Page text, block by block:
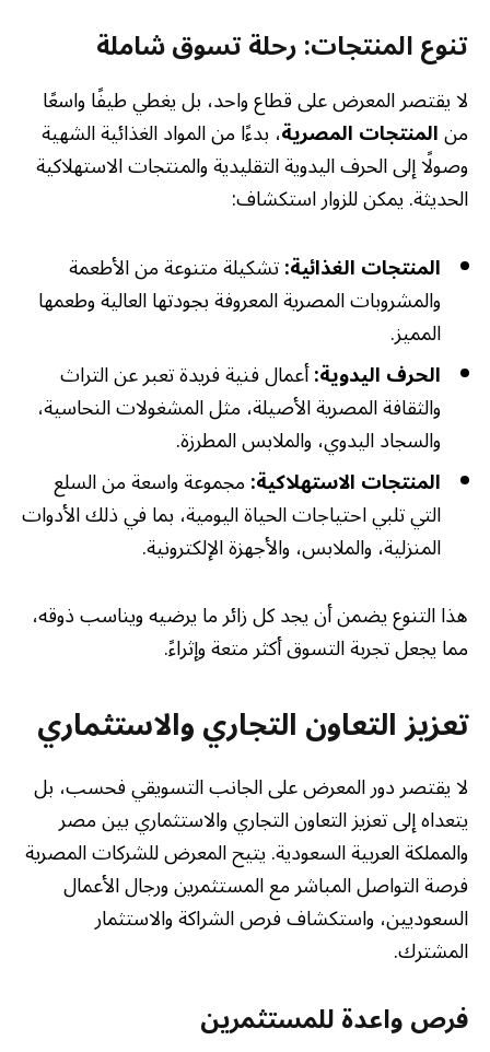
تنوع المنتجات: رحلة تسوق شاملة
لا يقتصر المعرض على قطاع واحد، بل يغطي طيفًا واسعًا
منالمنتجات المصرية، بدءًا من المواد الغذائية الشهية
وصولًا إلى الحرف اليدوية التقليدية والمنتجات الاستهلاكية
الحديثة. يمكن للزوار استكشاف:
المنتجات الغذائية:تشكيلة متنوعة من الأطعمة
والمشروبات المصرية المعروفة بجودتها العالية وطعمها
المميز.
الحرف اليدوية:أعمال فنية فريدة تعبر عن التراث
والثقافة المصرية الأصيلة، مثل المشغولات النحاسية،
والسجاد اليدوي، والملابس المطرزة.
المنتجات الاستهلاكية:مجموعة واسعة من السلع
التي تلبي احتياجات الحياة اليومية، بما في ذلك الأدوات
المنزلية، والملابس، والأجهزة الإلكترونية.
هذا التنوع يضمن أن يجد كل زائر ما يرضيه ويناسب ذوقه،
مما يجعل تجربة التسوق أكثر متعة وإثراءً.
تعزيز التعاون التجاري والاستثماري
لا يقتصر دور المعرض على الجانب التسويقي فحسب، بل
يتعداه إلى تعزيز التعاون التجاري والاستثماري بين مصر
والمملكة العربية السعودية. يتيح المعرض للشركات المصرية
فرصة التواصل المباشر مع المستثمرين ورجال الأعمال
السعوديين، واستكشاف فرص الشراكة والاستثمار
المشترك.
فرص واعدة للمستثمرين